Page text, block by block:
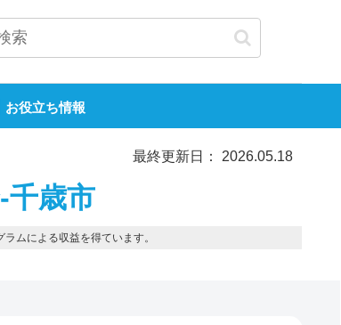
お役立ち情報
最終更新日： 2026.05.18
千歳市
ムによる収益を得ています。